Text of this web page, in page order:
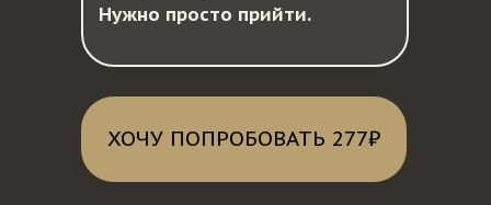
Нужно просто прийти.
ХОЧУ ПОПРОБОВАТЬ 277₽